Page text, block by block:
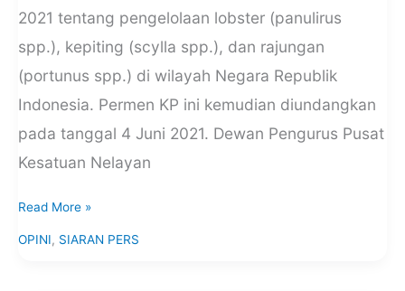
2021 tentang pengelolaan lobster (panulirus
spp.), kepiting (scylla spp.), dan rajungan
(portunus spp.) di wilayah Negara Republik
Indonesia. Permen KP ini kemudian diundangkan
pada tanggal 4 Juni 2021. Dewan Pengurus Pusat
Kesatuan Nelayan
Read More »
OPINI, SIARAN PERS